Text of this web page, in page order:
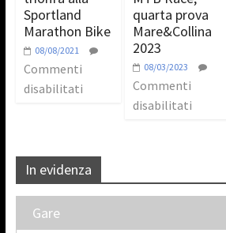
Sportland
Marathon Bike
08/08/2021
Commenti
disabilitati
quarta prova
Mare&Collina
2023
08/03/2023
Commenti
disabilitati
In evidenza
Gare